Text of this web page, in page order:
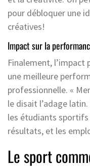
pour débloquer une
créatives!
Impact sur la
Finalement,
une meilleure
professionnelle. «
le disait l’adage
les étudiants
résultats, et les
Le sport